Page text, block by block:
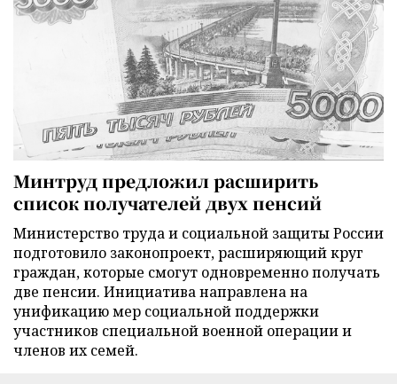
Минтруд предложил расширить
список получателей двух пенсий
Министерство труда и социальной защиты России
подготовило законопроект, расширяющий круг
граждан, которые смогут одновременно получать
две пенсии. Инициатива направлена на
унификацию мер социальной поддержки
участников специальной военной операции и
членов их семей.